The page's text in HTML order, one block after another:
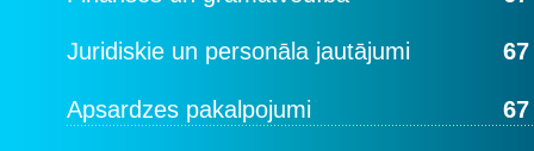
Juridiskie un personāla jautājumi
Apsardzes pakalpojumi